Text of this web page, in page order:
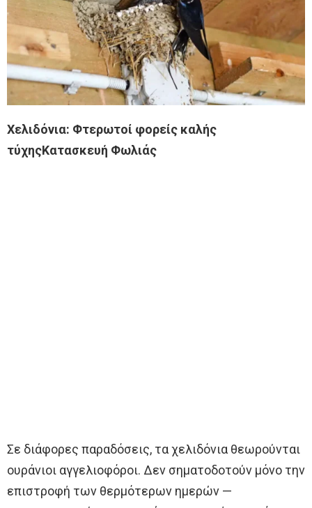
Χελιδόνια: Φτερωτοί φορείς καλής
τύχηςΚατασκευή Φωλιάς
Σε διάφορες παραδόσεις, τα χελιδόνια θεωρούνται
ουράνιοι αγγελιοφόροι. Δεν σηματοδοτούν μόνο την
επιστροφή των θερμότερων ημερών —